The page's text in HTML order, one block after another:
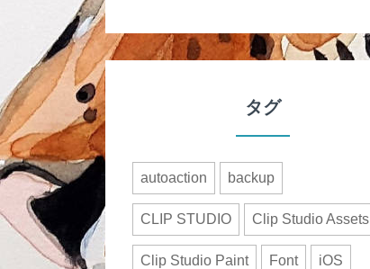
タグ
autoaction backup
CLIP STUDIO Clip Studio Assets
Clip Studio Paint Font iOS